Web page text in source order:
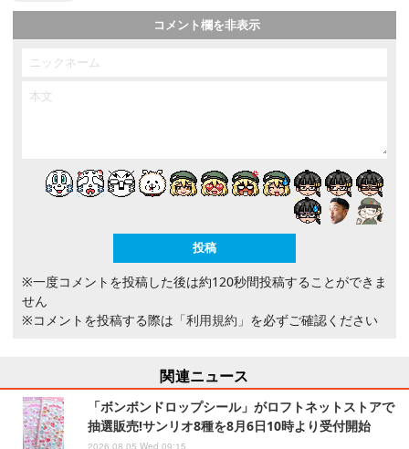
コメント欄を非表示
※一度コメントを投稿した後は約120秒間投稿することができま
せん
※コメントを投稿する際は 「利用規約」 を必ずご確認ください
関連ニュース
「ボンボンドロップシール」がロフトネットストアで
抽選販売!サンリオ8種を8月6日10時より受付開始
2026.08.05 Wed 09:15